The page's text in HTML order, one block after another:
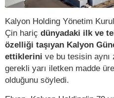
Kalyon Holding Yönetim
Çin hariç dünyadaki ilk ve
özelliği taşıyan Kalyon
ettiklerini ve bu tesisin
gerekli yarı iletken madde
olduğunu söyledi.